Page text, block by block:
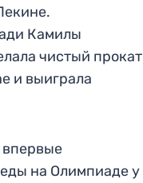
Камилы
чистый прокат
и выиграла
на Олимпиаде у